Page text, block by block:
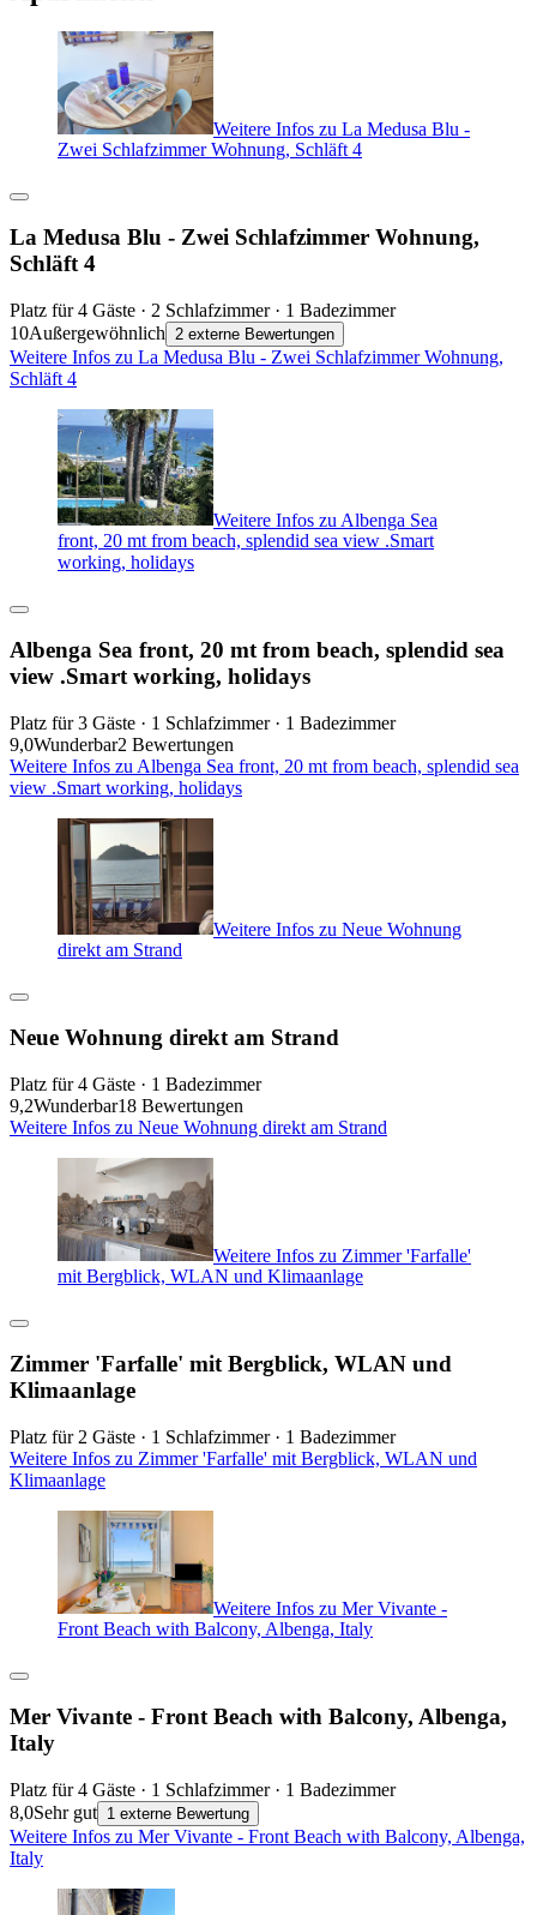
Weitere Infos zu La Medusa Blu -
Zwei Schlafzimmer Wohnung, Schläft 4
La Medusa Blu - Zwei Schlafzimmer Wohnung,
Schläft 4
Platz für 4 Gäste · 2 Schlafzimmer · 1 Badezimmer
10Außergewöhnlich 2 externe Bewertungen
Weitere Infos zu La Medusa Blu - Zwei Schlafzimmer Wohnung,
Schläft 4
Weitere Infos zu Albenga Sea
front, 20 mt from beach, splendid sea view .Smart
working, holidays
Albenga Sea front, 20 mt from beach, splendid sea
view .Smart working, holidays
Platz für 3 Gäste · 1 Schlafzimmer · 1 Badezimmer
9,0Wunderbar2 Bewertungen
Weitere Infos zu Albenga Sea front, 20 mt from beach, splendid sea
view .Smart working, holidays
Weitere Infos zu Neue Wohnung
direkt am Strand
Neue Wohnung direkt am Strand
Platz für 4 Gäste · 1 Badezimmer
9,2Wunderbar18 Bewertungen
Weitere Infos zu Neue Wohnung direkt am Strand
Weitere Infos zu Zimmer 'Farfalle'
mit Bergblick, WLAN und Klimaanlage
Zimmer 'Farfalle' mit Bergblick, WLAN und
Klimaanlage
Platz für 2 Gäste · 1 Schlafzimmer · 1 Badezimmer
Weitere Infos zu Zimmer 'Farfalle' mit Bergblick, WLAN und
Klimaanlage
Weitere Infos zu Mer Vivante -
Front Beach with Balcony, Albenga, Italy
Mer Vivante - Front Beach with Balcony, Albenga,
Italy
Platz für 4 Gäste · 1 Schlafzimmer · 1 Badezimmer
8,0Sehr gut 1 externe Bewertung
Weitere Infos zu Mer Vivante - Front Beach with Balcony, Albenga,
Italy